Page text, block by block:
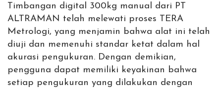
Timbangan digital 300kg manual dari PT
ALTRAMAN telah melewati proses TERA
Metrologi, yang menjamin bahwa alat ini telah
diuji dan memenuhi standar ketat dalam hal
akurasi pengukuran. Dengan demikian,
pengguna dapat memiliki keyakinan bahwa
setiap pengukuran yang dilakukan dengan